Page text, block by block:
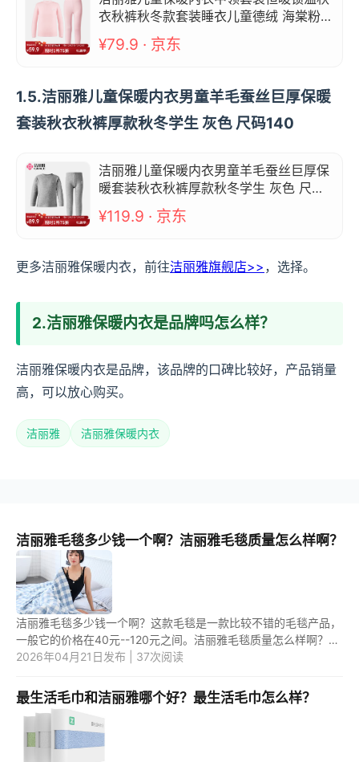
衣秋裤秋冬款套装睡衣儿童德绒 海棠粉
¥79.9 · 京东
1.5.洁丽雅儿童保暖内衣男童羊毛蚕丝巨厚保暖
套装秋衣秋裤厚款秋冬学生 灰色 尺码140
洁丽雅儿童保暖内衣男童羊毛蚕丝巨厚保
暖套装秋衣秋裤厚款秋冬学生 灰色 尺码1
¥119.9 · 京东
更多洁丽雅保暖内衣，前往洁丽雅旗舰店>> ，选择。
2.洁丽雅保暖内衣是品牌吗怎么样？
洁丽雅保暖内衣是品牌，该品牌的口碑比较好，产品销量
高，可以放心购买。
洁丽雅 洁丽雅保暖内衣
洁丽雅毛毯多少钱一个啊？洁丽雅毛毯质量怎么样啊？
洁丽雅毛毯多少钱一个啊？这款毛毯是一款比较不错的毛毯产品，
一般它的价格在40元--120元之间。洁丽雅毛毯质量怎么样啊？这
款毛毯是一款比较好用的毛毯产品，它的质量是很不错的。 1.洁丽
2026年04月21日发布 | 37次阅读
最生活毛巾和洁丽雅哪个好？最生活毛巾怎么样？